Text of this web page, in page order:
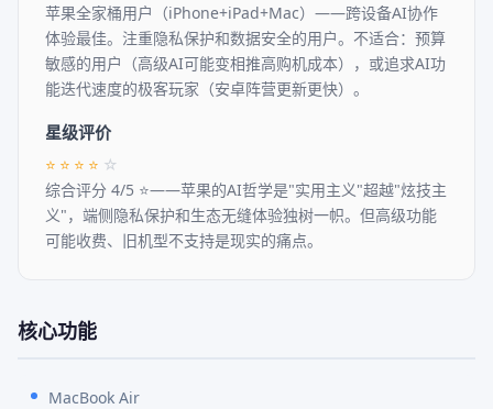
苹果全家桶用户（iPhone+iPad+Mac）——跨设备AI协作
体验最佳。注重隐私保护和数据安全的用户。不适合：预算
敏感的用户（高级AI可能变相推高购机成本），或追求AI功
能迭代速度的极客玩家（安卓阵营更新更快）。
星级评价
⭐ ⭐ ⭐ ⭐ ☆
综合评分 4/5 ⭐——苹果的AI哲学是"实用主义"超越"炫技主
义"，端侧隐私保护和生态无缝体验独树一帜。但高级功能
可能收费、旧机型不支持是现实的痛点。
核心功能
MacBook Air